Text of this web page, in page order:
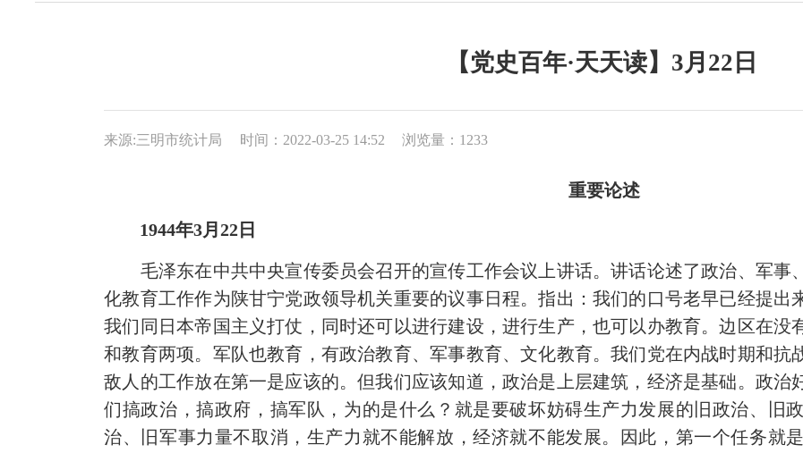
【党史百年·天天读】3月22日
来源:三明市统计局 时间：2022-03-25 14:52 浏览量：1233
重要论述
1944年3月22日
毛泽东在中共中央宣传委员会召开的宣传工作会议上讲话。讲话论述了政治、军事
化教育工作作为陕甘宁党政领导机关重要的议事日程。指出：我们的口号老早已经提出
我们同日本帝国主义打仗，同时还可以进行建设，进行生产，也可以办教育。边区在没
和教育两项。军队也教育，有政治教育、军事教育、文化教育。我们党在内战时期和抗
敌人的工作放在第一是应该的。但我们应该知道，政治是上层建筑，经济是基础。政治
们搞政治，搞政府，搞军队，为的是什么？就是要破坏妨碍生产力发展的旧政治、旧
治、旧军事力量不取消，生产力就不能解放，经济就不能发展。因此，第一个任务就